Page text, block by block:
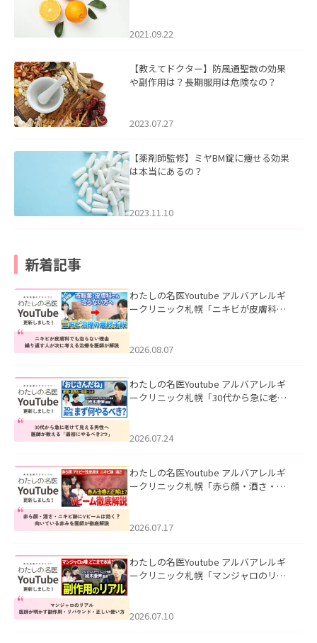
2021.09.22
【教えてドクター】防風通聖散の効果
や副作用は？長期服用は危険なの？
2023.07.27
【薬剤師監修】ミヤBM錠に痩せる効果
は本当にあるの？
2023.11.10
新着記事
わたしの名医Youtube アルバアレルギ
ークリニック札幌「ニキビが皮膚科で
ました。
2026.08.07
わたしの名医Youtube アルバアレルギ
ークリニック札幌「30代から急に老け
た。
2026.07.24
わたしの名医Youtube アルバアレルギ
ークリニック札幌「赤ら顔・酒さ・ニ
した。
2026.07.17
わたしの名医Youtube アルバアレルギ
ークリニック札幌「マンジャロのリア
た。
2026.07.10